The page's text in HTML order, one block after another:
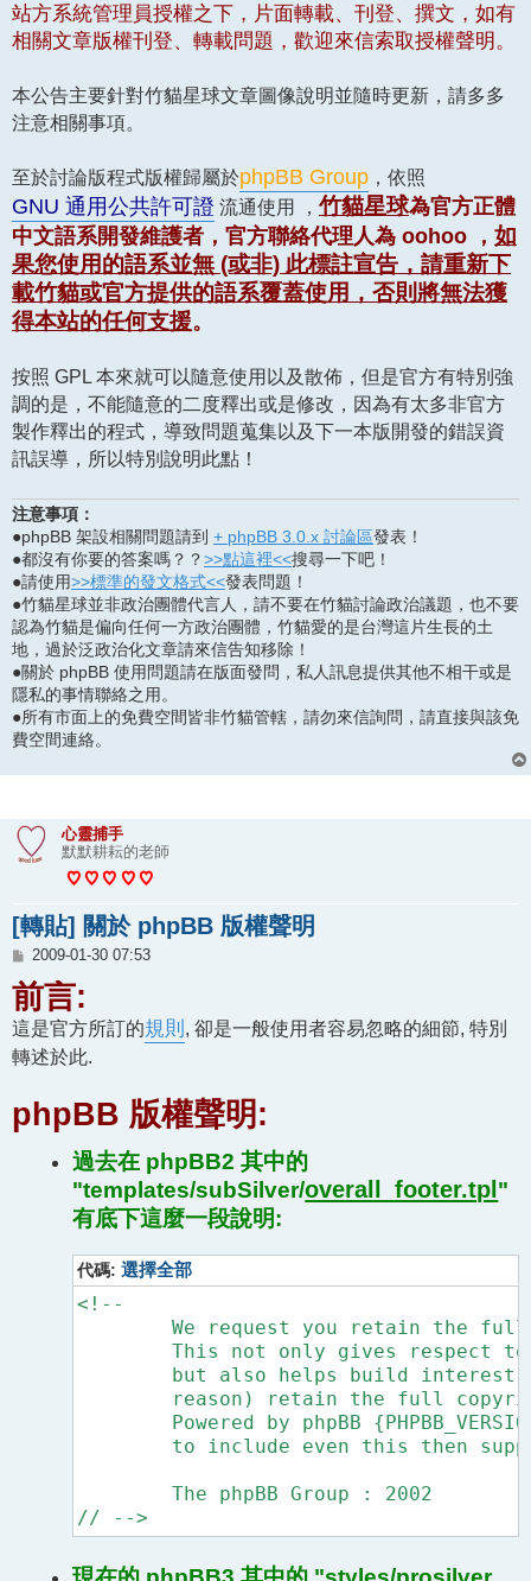
站方系統管理員授權之下，片面轉載、刊登、撰文，如有
相關文章版權刊登、轉載問題，歡迎來信索取授權聲明。
本公告主要針對竹貓星球文章圖像說明並隨時更新，請多多
注意相關事項。
至於討論版程式版權歸屬於phpBB Group ，依照
GNU 通用公共許可證 流通使用 ， 竹貓星球為官方正體
中文語系開發維護者，官方聯絡代理人為 oohoo ， 如
果您使用的語系並無 (或非) 此標註宣告，請重新下
載竹貓或官方提供的語系覆蓋使用，否則將無法獲
得本站的任何支援。
按照 GPL 本來就可以隨意使用以及散佈，但是官方有特別強
調的是，不能隨意的二度釋出或是修改，因為有太多非官方
製作釋出的程式，導致問題蒐集以及下一本版開發的錯誤資
訊誤導，所以特別說明此點！
注意事項：
●phpBB 架設相關問題請到 + phpBB 3.0.x 討論區發表！
●都沒有你要的答案嗎？？>>點這裡<<搜尋一下吧！
●請使用>>標準的發文格式<<發表問題！
●竹貓星球並非政治團體代言人，請不要在竹貓討論政治議題，也不要
認為竹貓是偏向任何一方政治團體，竹貓愛的是台灣這片生長的土
地，過於泛政治化文章請來信告知移除！
●關於 phpBB 使用問題請在版面發問，私人訊息提供其他不相干或是
隱私的事情聯絡之用。
●所有市面上的免費空間皆非竹貓管轄，請勿來信詢問，請直接與該免
費空間連絡。
心靈捕手
默默耕耘的老師
[轉貼] 關於 phpBB 版權聲明
文
2009-01-30 07:53
前言:
這是官方所訂的規則 , 卻是一般使用者容易忽略的細節, 特別
轉述於此.
phpBB 版權聲明:
過去在 phpBB2 其中的
"templates/subSilver/overall_footer.tpl "
有底下這麼一段說明:
代碼:選擇全部
<!--
	We request you retain the full copyright notice below including the link to www.phpbb.com.
	This not only gives respect to the large amount of time given freely by the developers
	The phpBB Group : 2002
// -->